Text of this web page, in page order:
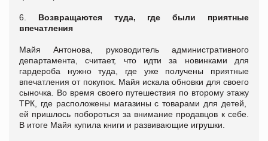
6. Возвращаются туда, где были приятные
впечатления
Майя Антонова, руководитель административного
департамента, считает, что идти за новинками для
гардероба нужно туда, где уже получены приятные
впечатления от покупок. Майя искала обновки для своего
сыночка. Во время своего путешествия по второму этажу
ТРК, где расположены магазины с товарами для детей,
ей пришлось побороться за внимание продавцов к себе.
В итоге Майя купила книги и развивающие игрушки.